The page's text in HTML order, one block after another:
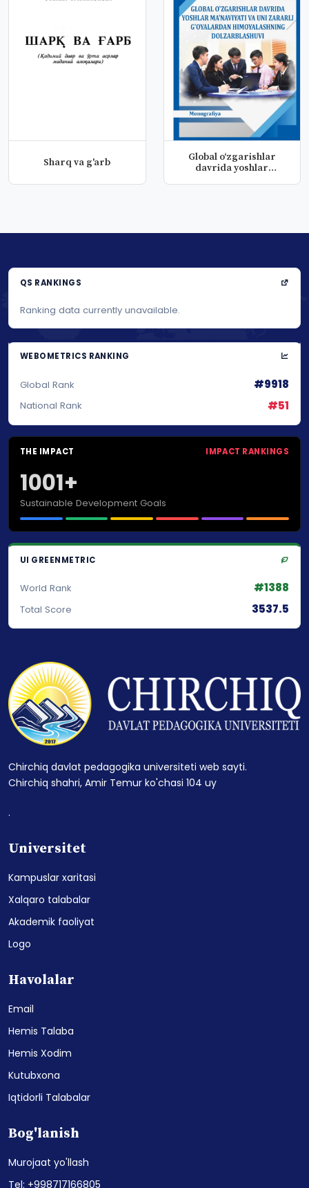
Sharq va g'arb
Global o‘zgarishlar
davrida yoshlar
QS RANKINGS
Ranking data currently unavailable.
WEBOMETRICS RANKING
Global Rank #9918
National Rank #51
THE IMPACT IMPACT RANKINGS
1001+
Sustainable Development Goals
UI GREENMETRIC
World Rank #1388
Total Score 3537.5
Chirchiq davlat pedagogika universiteti web sayti.
Chirchiq shahri, Amir Temur ko'chasi 104 uy
.
Universitet
Kampuslar xaritasi
Xalqaro talabalar
Akademik faoliyat
Logo
Havolalar
Email
Hemis Talaba
Hemis Xodim
Kutubxona
Iqtidorli Talabalar
Bog'lanish
Murojaat yo'llash
Tel: +998717166805